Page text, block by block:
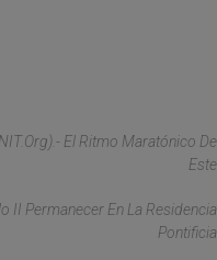
El Ritmo Maratónico De
Este
II Permanecer En La Residencia
Pontificia